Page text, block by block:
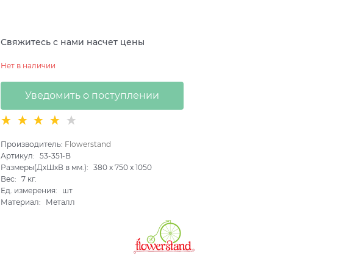
Свяжитесь с нами насчет цены
Нет в наличии
Уведомить о поступлении
Производитель: Flowerstand
Артикул:
53-351-B
Размеры(ДхШхВ в мм.):
380 x750 x1050
Вес:
7 кг.
Ед. измерения:
шт
Материал:
Металл